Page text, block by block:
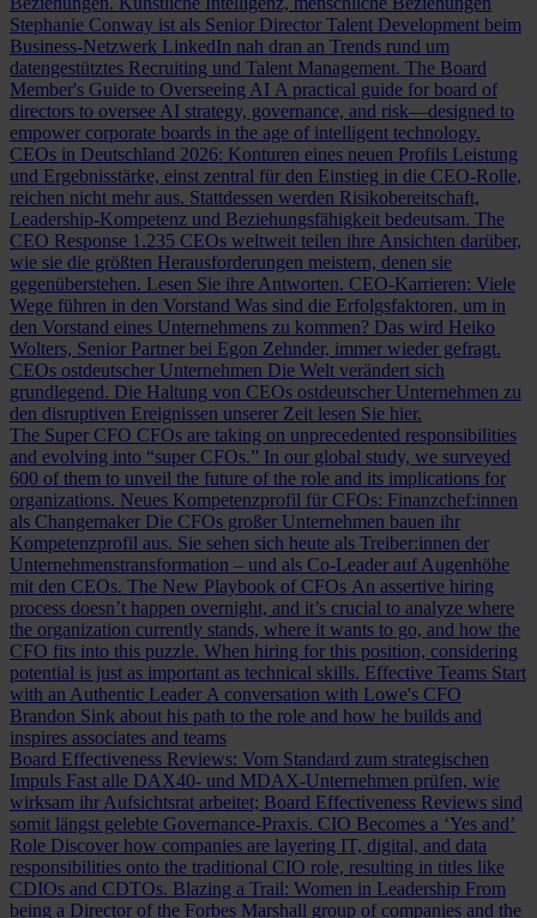
Stephanie Conway ist als Senior Director Talent Development beim
Business-Netzwerk LinkedIn nah dran an Trends rund um
datengestütztes Recruiting und Talent Management. The Board
Member's Guide to Overseeing AI A practical guide for board of
directors to oversee AI strategy, governance, and risk—designed to
empower corporate boards in the age of intelligent technology.
CEOs in Deutschland 2026: Konturen eines neuen Profils Leistung
und Ergebnisstärke, einst zentral für den Einstieg in die CEO-Rolle,
reichen nicht mehr aus. Stattdessen werden Risikobereitschaft,
Leadership-Kompetenz und Beziehungsfähigkeit bedeutsam. The
CEO Response 1.235 CEOs weltweit teilen ihre Ansichten darüber,
wie sie die größten Herausforderungen meistern, denen sie
gegenüberstehen. Lesen Sie ihre Antworten. CEO-Karrieren: Viele
Wege führen in den Vorstand Was sind die Erfolgsfaktoren, um in
den Vorstand eines Unternehmens zu kommen? Das wird Heiko
Wolters, Senior Partner bei Egon Zehnder, immer wieder gefragt.
CEOs ostdeutscher Unternehmen Die Welt verändert sich
grundlegend. Die Haltung von CEOs ostdeutscher Unternehmen zu
den disruptiven Ereignissen unserer Zeit lesen Sie hier.
The Super CFO CFOs are taking on unprecedented responsibilities
and evolving into “super CFOs.” In our global study, we surveyed
600 of them to unveil the future of the role and its implications for
organizations. Neues Kompetenzprofil für CFOs: Finanzchef:innen
als Changemaker Die CFOs großer Unternehmen bauen ihr
Kompetenzprofil aus. Sie sehen sich heute als Treiber:innen der
Unternehmenstransformation – und als Co-Leader auf Augenhöhe
mit den CEOs. The New Playbook of CFOs An assertive hiring
process doesn’t happen overnight, and it’s crucial to analyze where
the organization currently stands, where it wants to go, and how the
CFO fits into this puzzle. When hiring for this position, considering
potential is just as important as technical skills. Effective Teams Start
with an Authentic Leader A conversation with Lowe's CFO
Brandon Sink about his path to the role and how he builds and
inspires associates and teams
Board Effectiveness Reviews: Vom Standard zum strategischen
Impuls Fast alle DAX40- und MDAX-Unternehmen prüfen, wie
wirksam ihr Aufsichtsrat arbeitet; Board Effectiveness Reviews sind
somit längst gelebte Governance-Praxis. CIO Becomes a ‘Yes and’
Role Discover how companies are layering IT, digital, and data
responsibilities onto the traditional CIO role, resulting in titles like
CDIOs and CDTOs. Blazing a Trail: Women in Leadership From
being a Director of the Forbes Marshall group of companies and the